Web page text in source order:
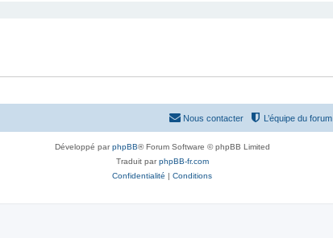
L’équipe du forum
Nous contacter
Développé parphpBB® Forum Software © phpBB Limited
Traduit parphpBB-fr.com
Confidentialité | Conditions